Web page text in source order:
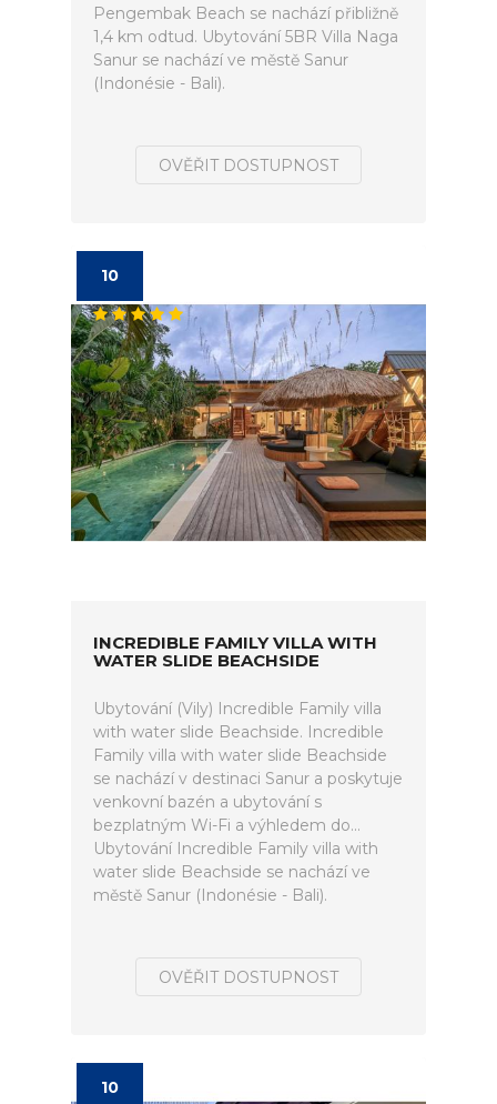
Pengembak Beach se nachází přibližně
1,4 km odtud. Ubytování 5BR Villa Naga
Sanur se nachází ve městě Sanur
(Indonésie - Bali).
OVĚŘIT DOSTUPNOST
10
INCREDIBLE FAMILY VILLA WITH
WATER SLIDE BEACHSIDE
Ubytování (Vily) Incredible Family villa
with water slide Beachside. Incredible
Family villa with water slide Beachside
se nachází v destinaci Sanur a poskytuje
venkovní bazén a ubytování s
bezplatným Wi-Fi a výhledem do...
Ubytování Incredible Family villa with
water slide Beachside se nachází ve
městě Sanur (Indonésie - Bali).
OVĚŘIT DOSTUPNOST
10